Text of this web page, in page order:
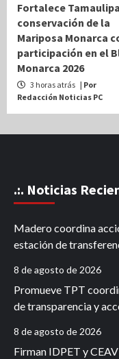
Fortalece
conservación de la
Mariposa Monarca
participación en el
Monarca 2026
3 horas atrás | Por
Redacción Noticias PC
.:. Noticias
Madero coordina
estación de
8 de agosto de 2026
Promueve TPT
de transparencia y
8 de agosto de 2026
Firman IDPET y